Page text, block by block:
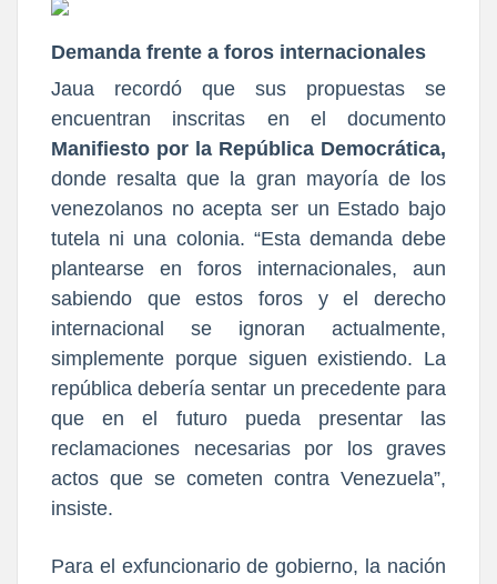
Demanda frente a foros internacionales
Jaua recordó que sus propuestas se
encuentran inscritas en el documento
Manifiesto por la República Democrática,
donde resalta que la gran mayoría de los
venezolanos no acepta ser un Estado bajo
tutela ni una colonia. “Esta demanda debe
plantearse en foros internacionales, aun
sabiendo que estos foros y el derecho
internacional se ignoran actualmente,
simplemente porque siguen existiendo. La
república debería sentar un precedente para
que en el futuro pueda presentar las
reclamaciones necesarias por los graves
actos que se cometen contra Venezuela”,
insiste.
Para el exfuncionario de gobierno, la nación